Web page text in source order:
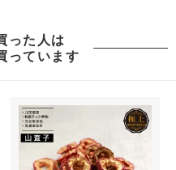
った人は
っています